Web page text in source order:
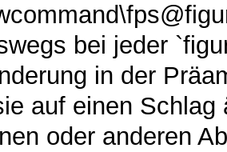
bei jeder
in der
auf einen
oder anderen